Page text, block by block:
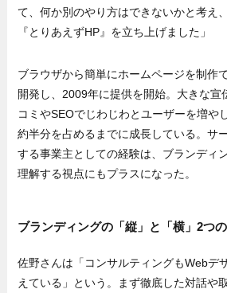
て、何か別のやり方はできないかと考え
『とりあえずHP』を立ち上げました」
ブラウザから簡単にホームページを制作
開発し、2009年に提供を開始。大きな宣
コミやSEOでじわじわとユーザーを増や
約半分を占めるまでに成長している。サ
する事業主としての経験は、ブランディ
理解する視点にもプラスになった。
ブランディングの「縦」と「横」2つ
佐野さんは「コンサルティングもWebデ
えている」という。まず徹底した対話や